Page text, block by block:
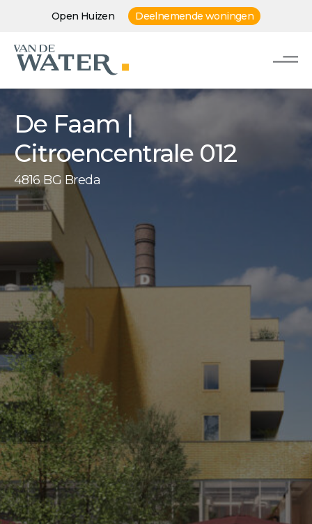
Open Huizen Deelnemende woningen
De Faam |
Citroencentrale 012
4816 BG Breda